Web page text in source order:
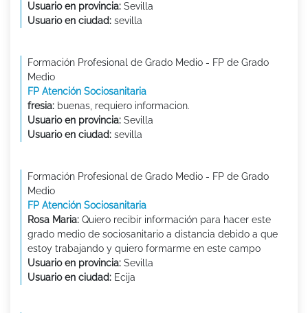
Usuario en provincia: Sevilla
Usuario en ciudad: sevilla
Formación Profesional de Grado Medio - FP de Grado
Medio
FP Atención Sociosanitaria
fresia: buenas, requiero informacion.
Usuario en provincia: Sevilla
Usuario en ciudad: sevilla
Formación Profesional de Grado Medio - FP de Grado
Medio
FP Atención Sociosanitaria
Rosa Maria: Quiero recibir información para hacer este
grado medio de sociosanitario a distancia debido a que
estoy trabajando y quiero formarme en este campo
Usuario en provincia: Sevilla
Usuario en ciudad: Ecija